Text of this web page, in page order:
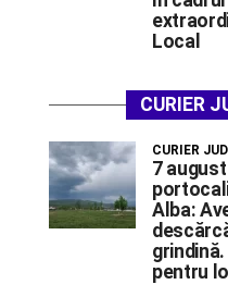
Local
CURIER
CURIER
7
Alba:
grindină.
pentru